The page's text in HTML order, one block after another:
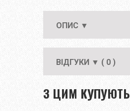
ОПИС ▼
ВІДГУКИ ▼ ( 0 )
З ЦИМ КУПУЮТЬ